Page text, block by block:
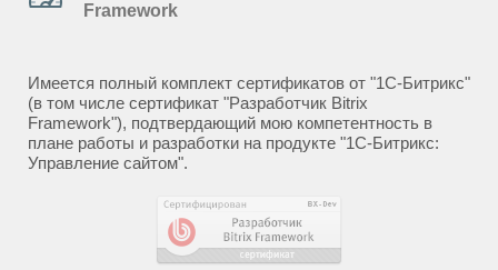
Framework
Имеется полный комплект сертификатов от "1С-Битрикс"
(в том числе сертификат "Разработчик Bitrix
Framework"), подтвердающий мою компетентность в
плане работы и разработки на продукте "1С-Битрикс:
Управление сайтом".